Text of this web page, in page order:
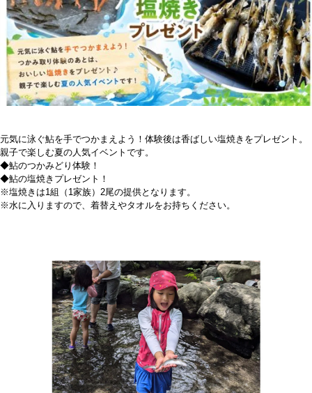
元気に泳ぐ鮎を手でつかまえよう！体験後は香ばしい塩焼きをプレゼント。
親子で楽しむ夏の人気イベントです。
◆鮎のつかみどり体験！
◆鮎の塩焼きプレゼント！
※塩焼きは1組（1家族）2尾の提供となります。
※水に入りますので、着替えやタオルをお持ちください。